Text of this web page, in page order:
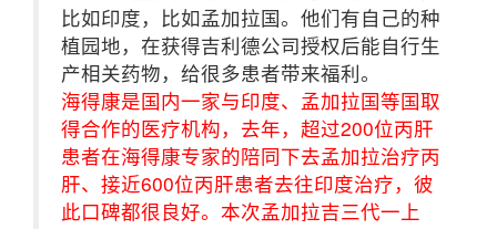
比如印度，比如孟加拉国。他们有自己的种
植园地，在获得吉利德公司授权后能自行生
产相关药物，给很多患者带来福利。
海得康是国内一家与印度、孟加拉国等国取
得合作的医疗机构，去年，超过200位丙肝
患者在海得康专家的陪同下去孟加拉治疗丙
肝、接近600位丙肝患者去往印度治疗，彼
此口碑都很良好。本次孟加拉吉三代一上